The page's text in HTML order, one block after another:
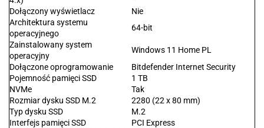
Dołączony wyświetlacz
Nie
Architektura systemu
operacyjnego
64-bit
Zainstalowany system
operacyjny
Windows 11 Home PL
Dołączone oprogramowanie
Bitdefender Internet Security
Pojemność pamięci SSD
1 TB
NVMe
Tak
Rozmiar dysku SSD M.2
2280 (22 x 80 mm)
Typ dysku SSD
M.2
Interfejs pamięci SSD
PCI Express